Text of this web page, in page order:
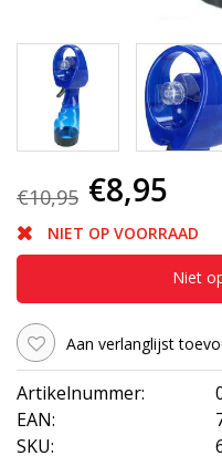
€10,95 €8,95
NIET OP VOORRAAD
Niet
Aan verlanglijst
Artikelnummer:
EAN:
SKU: